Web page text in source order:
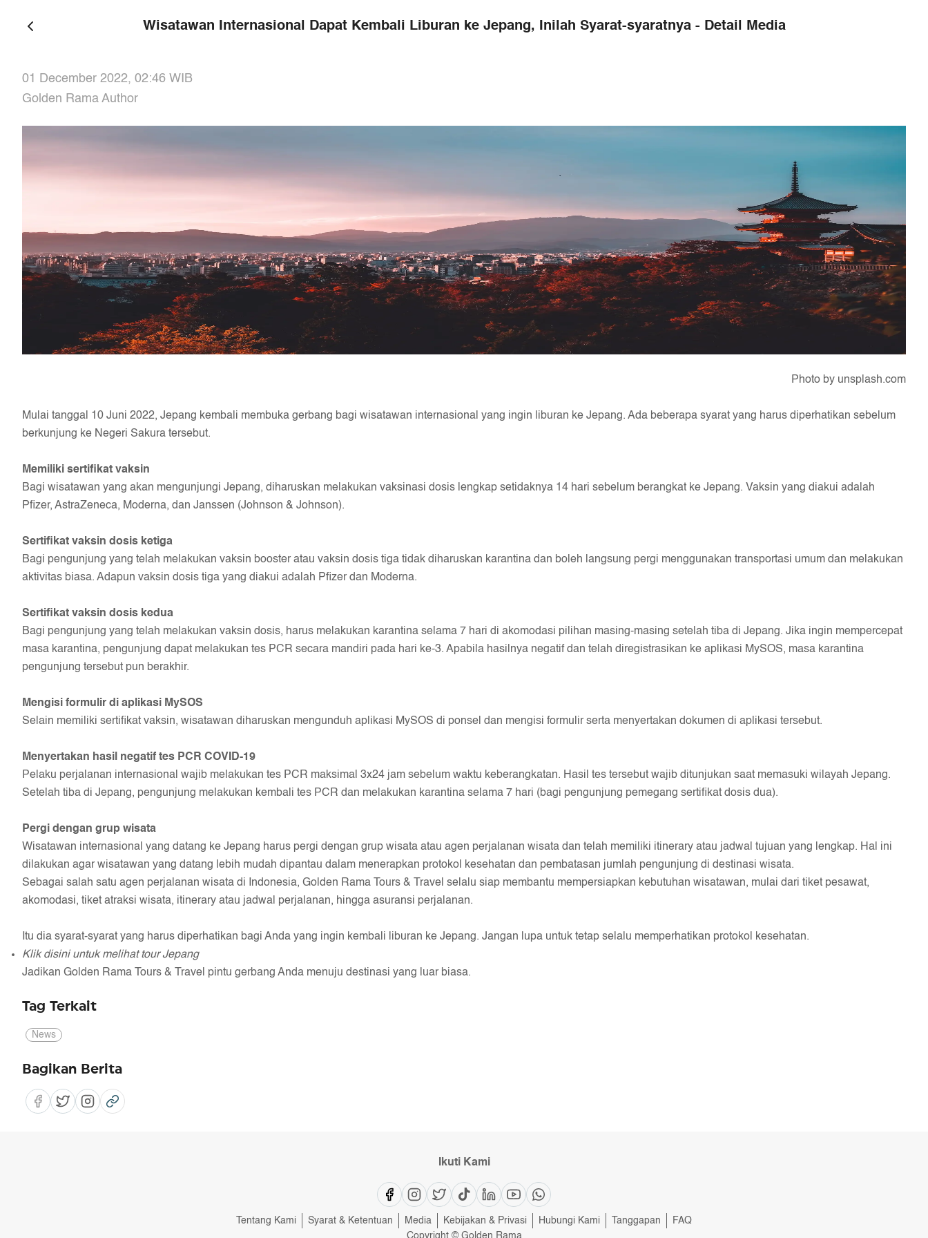
Wisatawan Internasional Dapat Kembali Liburan ke Jepang, Inilah Syarat-syaratnya - Detail Media
01 December 2022, 02:46 WIB
Golden Rama Author
Photo by unsplash.com
Mulai tanggal 10 Juni 2022, Jepang kembali membuka gerbang bagi wisatawan internasional yang ingin liburan ke Jepang. Ada beberapa syarat yang harus diperhatikan sebelum
berkunjung ke Negeri Sakura tersebut.
Memiliki sertifikat vaksin
Bagi wisatawan yang akan mengunjungi Jepang, diharuskan melakukan vaksinasi dosis lengkap setidaknya 14 hari sebelum berangkat ke Jepang. Vaksin yang diakui adalah
Pfizer, AstraZeneca, Moderna, dan Janssen (Johnson & Johnson).
Sertifikat vaksin dosis ketiga
Bagi pengunjung yang telah melakukan vaksin booster atau vaksin dosis tiga tidak diharuskan karantina dan boleh langsung pergi menggunakan transportasi umum dan melakukan
aktivitas biasa. Adapun vaksin dosis tiga yang diakui adalah Pfizer dan Moderna.
Sertifikat vaksin dosis kedua
Bagi pengunjung yang telah melakukan vaksin dosis, harus melakukan karantina selama 7 hari di akomodasi pilihan masing-masing setelah tiba di Jepang. Jika ingin mempercepat
masa karantina, pengunjung dapat melakukan tes PCR secara mandiri pada hari ke-3. Apabila hasilnya negatif dan telah diregistrasikan ke aplikasi MySOS, masa karantina
pengunjung tersebut pun berakhir.
Mengisi formulir di aplikasi MySOS
Selain memiliki sertifikat vaksin, wisatawan diharuskan mengunduh aplikasi MySOS di ponsel dan mengisi formulir serta menyertakan dokumen di aplikasi tersebut.
Menyertakan hasil negatif tes PCR COVID-19
Pelaku perjalanan internasional wajib melakukan tes PCR maksimal 3x24 jam sebelum waktu keberangkatan. Hasil tes tersebut wajib ditunjukan saat memasuki wilayah Jepang.
Setelah tiba di Jepang, pengunjung melakukan kembali tes PCR dan melakukan karantina selama 7 hari (bagi pengunjung pemegang sertifikat dosis dua).
Pergi dengan grup wisata
Wisatawan internasional yang datang ke Jepang harus pergi dengan grup wisata atau agen perjalanan wisata dan telah memiliki itinerary atau jadwal tujuan yang lengkap. Hal ini
dilakukan agar wisatawan yang datang lebih mudah dipantau dalam menerapkan protokol kesehatan dan pembatasan jumlah pengunjung di destinasi wisata.
Sebagai salah satu agen perjalanan wisata di Indonesia, Golden Rama Tours & Travel selalu siap membantu mempersiapkan kebutuhan wisatawan, mulai dari tiket pesawat,
akomodasi, tiket atraksi wisata, itinerary atau jadwal perjalanan, hingga asuransi perjalanan.
Itu dia syarat-syarat yang harus diperhatikan bagi Anda yang ingin kembali liburan ke Jepang. Jangan lupa untuk tetap selalu memperhatikan protokol kesehatan.
Klik disini untuk melihat tour Jepang
Jadikan Golden Rama Tours & Travel pintu gerbang Anda menuju destinasi yang luar biasa.
Tag Terkait
News
Bagikan Berita
Ikuti Kami
Tentang Kami Syarat & Ketentuan Media Kebijakan & Privasi Hubungi Kami Tanggapan
FAQ
Copyright © Golden Rama